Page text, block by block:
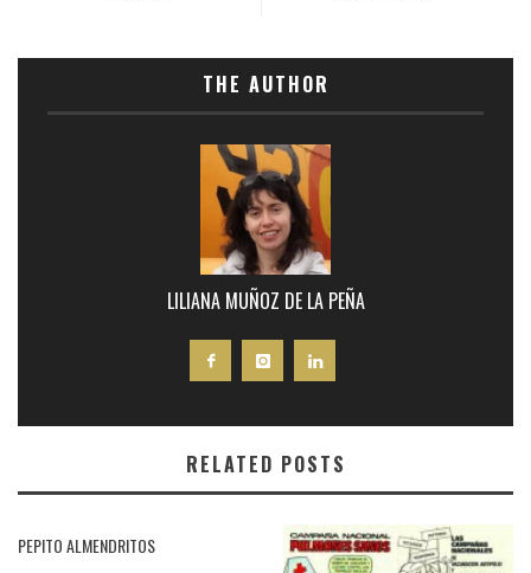
THE AUTHOR
LILIANA MUÑOZ DE LA PEÑA
RELATED POSTS
PEPITO ALMENDRITOS